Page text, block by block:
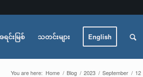
င်းမြစ် သတင်းများ English
You are here: Home / Blog / 2023 / September / 12